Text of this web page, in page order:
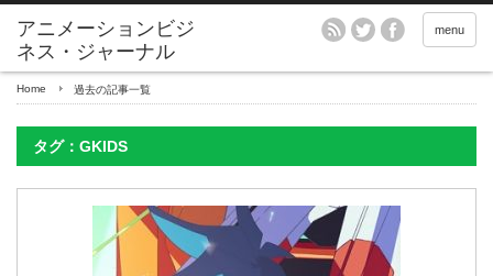
アニメーションビジ
ネス・ジャーナル
menu
Home 過去の記事一覧
タグ：GKIDS